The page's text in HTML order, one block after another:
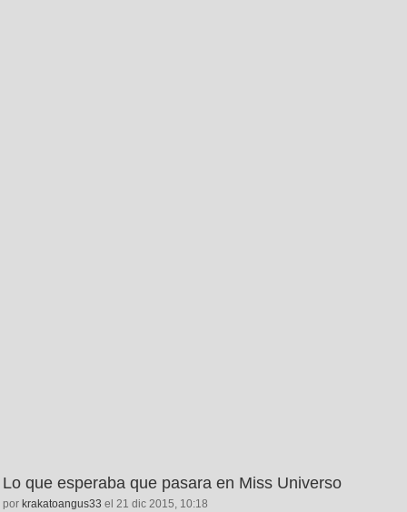
Lo que esperaba que pasara en Miss Universo
por krakatoangus33 el 21 dic 2015, 10:18